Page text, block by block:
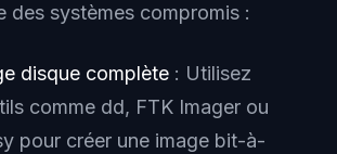
des systèmes compromis :
disque complète : Utilisez
comme dd, FTK Imager ou
pour créer une image bit-à-